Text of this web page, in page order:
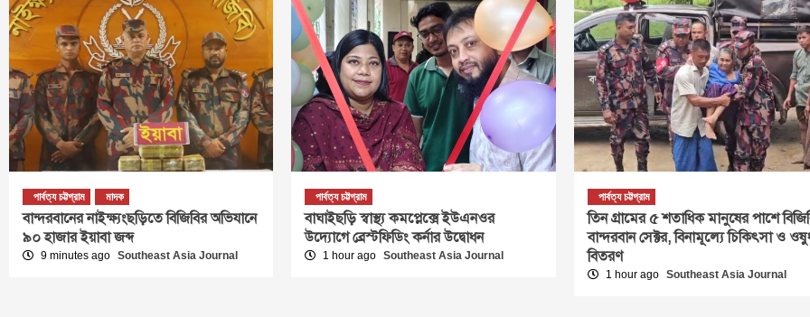
পার্বত্য চট্টগ্রাম মাদক
বান্দরবানের নাইক্ষ্যংছড়িতে বিজিবির অভিযানে
৯০ হাজার ইয়াবা জব্দ
9 minutes ago Southeast Asia Journal
পার্বত্য চট্টগ্রাম
বাঘাইছড়ি স্বাস্থ্য কমপ্লেক্সে ইউএনওর
উদ্যোগে ব্রেস্টফিডিং কর্নার উদ্বোধন
1 hour ago Southeast Asia Journal
পার্বত্য চট্টগ্রাম
তিন গ্রামের ৫ শতাধিক মানুষের পাশে
বান্দরবান সেক্টর, বিনামূল্যে চিকিৎসা ও
বিতরণ
1 hour ago Southeast Asia Journal